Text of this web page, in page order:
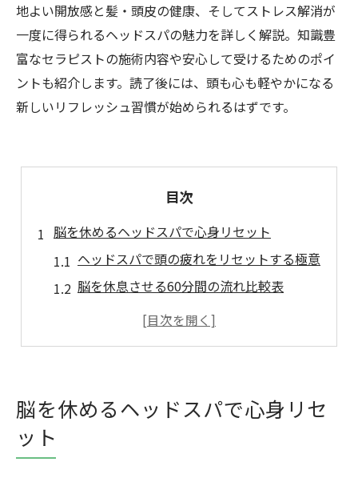
地よい開放感と髪・頭皮の健康、そしてストレス解消が
一度に得られるヘッドスパの魅力を詳しく解説。知識豊
富なセラピストの施術内容や安心して受けるためのポイ
ントも紹介します。読了後には、頭も心も軽やかになる
新しいリフレッシュ習慣が始められるはずです。
目次
脳を休めるヘッドスパで心身リセット
ヘッドスパで頭の疲れをリセットする極意
脳を休息させる60分間の流れ比較表
心身が軽くなるヘッドスパの効果
群馬県で話題のヘッドスパ体験談
脳を休めるヘッドスパで心身リセ
ット